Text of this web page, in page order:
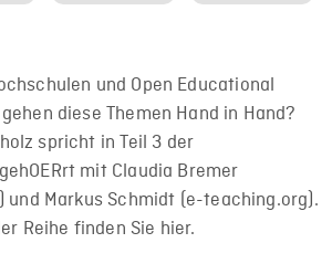
und Open Educational
diese Themen Hand in Hand?
spricht in Teil 3 der
mit Claudia Bremer
und Markus Schmidt (e-teaching.org).
Reihe finden Sie hier.